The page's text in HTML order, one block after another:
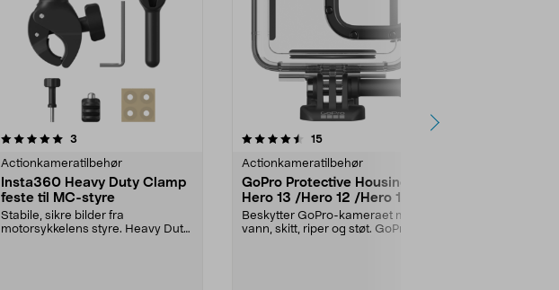
3
Actionkameratilbehør
Insta360 Heavy Duty Clamp
feste til MC-styre
Stabile, sikre bilder fra
motorsykkelens styre. Heavy Duty
4.5 av 5 stjerner 15anmeldelser
Actionkameratilbehør
GoPro Protective Housing til
Hero 13 /Hero 12 /Hero 11 /
Hero 10 / Hero 9,
undervannshus
Beskytter GoPro-kameraet mot
vann, skitt, riper og støt. GoPro
0.0 av 5 stjerner